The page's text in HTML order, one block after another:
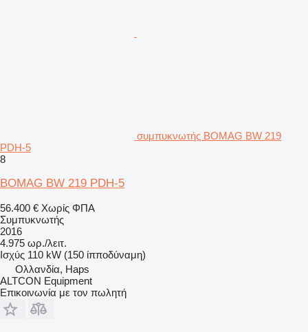
συμπυκνωτής BOMAG BW 219
PDH-5
8
BOMAG BW 219 PDH-5
56.400 € Χωρίς ΦΠΑ
Συμπυκνωτής
2016
4.975 ωρ./λειτ.
Ισχύς 110 kW (150 ίπποδύναμη)
Ολλανδία, Haps
ALTCON Equipment
Επικοινωνία με τον πωλητή